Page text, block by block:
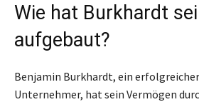
Wie hat Burkhardt
aufgebaut?
Benjamin Burkhardt, ein
Unternehmer, hat sein Vermögen